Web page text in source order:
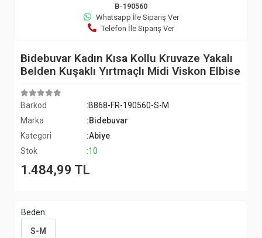
B-190560
Whatsapp İle Sipariş Ver
Telefon İle Sipariş Ver
Bidebuvar Kadın Kısa Kollu Kruvaze Yakalı
Belden Kuşaklı Yırtmaçlı Midi Viskon Elbise
Barkod
:B868-FR-190560-S-M
Marka
:Bidebuvar
Kategori
:Abiye
Stok
:10
1.484,99 TL
Beden:
S-M